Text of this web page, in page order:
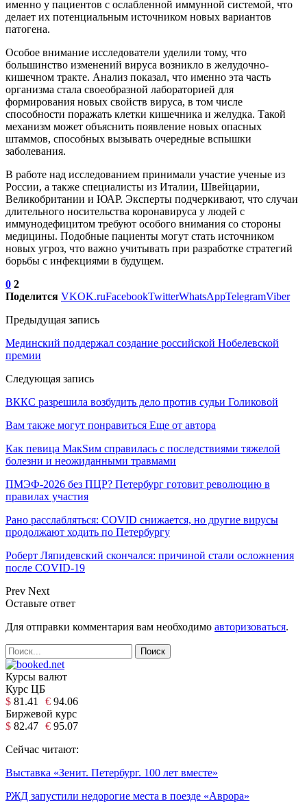
именно у пациентов с ослабленной иммунной системой, что
делает их потенциальным источником новых вариантов
патогена.
Особое внимание исследователи уделили тому, что
большинство изменений вируса возникло в желудочно-
кишечном тракте. Анализ показал, что именно эта часть
организма стала своеобразной лабораторией для
формирования новых свойств вируса, в том числе
способности поражать клетки кишечника и желудка. Такой
механизм может объяснить появление новых опасных
штаммов, способных вызывать очередные вспышки
заболевания.
В работе над исследованием принимали участие ученые из
России, а также специалисты из Италии, Швейцарии,
Великобритании и ЮАР. Эксперты подчеркивают, что случаи
длительного носительства коронавируса у людей с
иммунодефицитом требуют особого внимания со стороны
медицины. Подобные пациенты могут стать источником
новых угроз, что важно учитывать при разработке стратегий
борьбы с инфекциями в будущем.
0 2
Поделится VKOK.ruFacebookTwitterWhatsAppTelegramViber
Предыдущая запись
Мединский поддержал создание российской Нобелевской
премии
Следующая запись
ВККС разрешила возбудить дело против судьи Голиковой
Вам также могут понравиться Еще от автора
Как певица МакSим справилась с последствиями тяжелой
болезни и неожиданными травмами
ПМЭФ-2026 без ПЦР? Петербург готовит революцию в
правилах участия
Рано расслабляться: COVID снижается, но другие вирусы
продолжают ходить по Петербургу
Роберт Ляпидевский скончался: причиной стали осложнения
после COVID-19
Prev Next
Оставьте ответ
Для отправки комментария вам необходимо авторизоваться.
Курсы валют
Курс ЦБ
$ 81.41 € 94.06
Биржевой курс
$ 82.47 € 95.07
Сейчас читают:
Выставка «Зенит. Петербург. 100 лет вместе»
РЖД запустили недорогие места в поезде «Аврора»